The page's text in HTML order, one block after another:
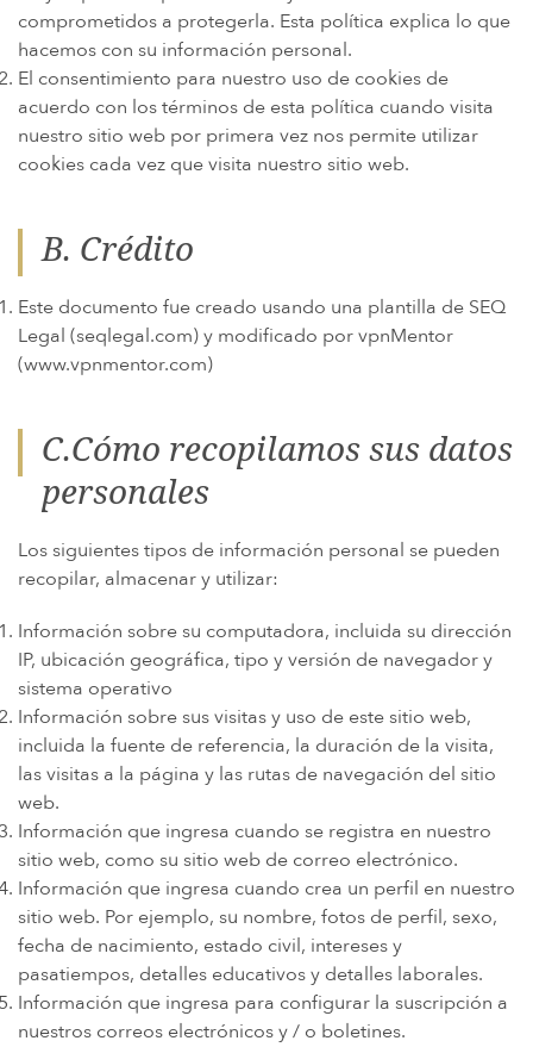
ENFERMEDAD DE LA GUERRA DEL GOLFO Y DISCAPACIDAD DE LOS
VETERANOS
PARAQUAT
AGENTE NARANJA Y VETERANOS DE VIETNAM
AMIANTO Y MESOTELIOMA
DISPOSITIVOS MÉDICOS DEFECTUOSOS
MIEMBROS DE LA FAMILIA
ABILIFY
INVOKANA
FILTROS DE VENA CAVA INFERIOR (FILTROS IVC)
IMPLANTES DE CADERA DE METAL SOBRE METAL
DIU MIRENA
MORCELADORES DE ENERGÍA
PROTON PUMP INHIBITORS (PPI)
HERBICIDA ROUNDUP (GLIFOSATO)
POLVO DE TALCO / TALCO
TAXOTERE
TYLENOL (PARACETAMOL) AUTISMO/TDAH
VIAGRA Y CIALIS (SILDENAFIL)
TEORÍAS DE RESPONSABILIDAD POR PRODUCTOS
PERSONAL INJURY LAW AND MASS TORT VIDEOS
CUÁNTO TIEMPO TIENES PARA TOMAR CIERTAS ACCIONES
comprometidos a protegerla. Esta política explica lo que
hacemos con su información personal.
El consentimiento para nuestro uso de cookies de
acuerdo con los términos de esta política cuando visita
nuestro sitio web por primera vez nos permite utilizar
cookies cada vez que visita nuestro sitio web.
B. Crédito
Este documento fue creado usando una plantilla de SEQ
Legal (seqlegal.com) y modificado por vpnMentor
(www.vpnmentor.com)
C.Cómo recopilamos sus datos
personales
Los siguientes tipos de información personal se pueden
recopilar, almacenar y utilizar:
Información sobre su computadora, incluida su dirección
IP, ubicación geográfica, tipo y versión de navegador y
sistema operativo
Información sobre sus visitas y uso de este sitio web,
incluida la fuente de referencia, la duración de la visita,
las visitas a la página y las rutas de navegación del sitio
web.
Información que ingresa cuando se registra en nuestro
sitio web, como su sitio web de correo electrónico.
Información que ingresa cuando crea un perfil en nuestro
sitio web. Por ejemplo, su nombre, fotos de perfil, sexo,
fecha de nacimiento, estado civil, intereses y
pasatiempos, detalles educativos y detalles laborales.
Información que ingresa para configurar la suscripción a
nuestros correos electrónicos y / o boletines.